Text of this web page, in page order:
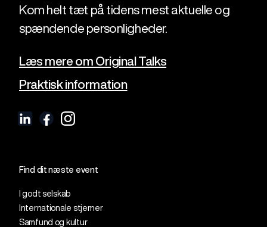
Kom helt tæt på tidens mest aktuelle og
spændende personligheder.
Læs mere om Original Talks
Praktisk information
Find dit næste event
I godt selskab
Internationale stjerner
Samfund og kultur